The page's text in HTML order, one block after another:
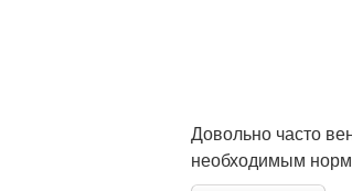
Довольно часто
необходимым